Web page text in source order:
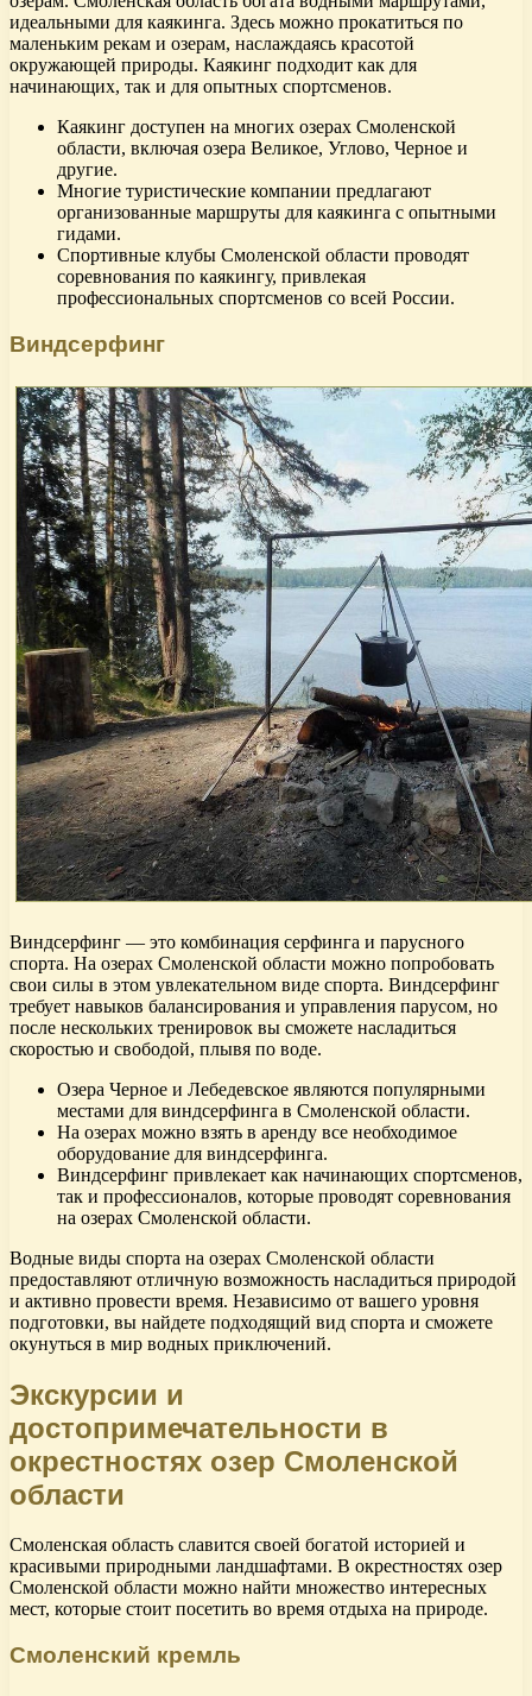
идеальными для каякинга. Здесь можно прокатиться по
маленьким рекам и озерам, наслаждаясь красотой
окружающей природы. Каякинг подходит как для
начинающих, так и для опытных спортсменов.
Каякинг доступен на многих озерах Смоленской
области, включая озера Великое, Углово, Черное и
другие.
Многие туристические компании предлагают
организованные маршруты для каякинга с опытными
гидами.
Спортивные клубы Смоленской области проводят
соревнования по каякингу, привлекая
профессиональных спортсменов со всей России.
Виндсерфинг
Виндсерфинг — это комбинация серфинга и парусного
спорта. На озерах Смоленской области можно попробовать
свои силы в этом увлекательном виде спорта. Виндсерфинг
требует навыков балансирования и управления парусом, но
после нескольких тренировок вы сможете насладиться
скоростью и свободой, плывя по воде.
Озера Черное и Лебедевское являются популярными
местами для виндсерфинга в Смоленской области.
На озерах можно взять в аренду все необходимое
оборудование для виндсерфинга.
Виндсерфинг привлекает как начинающих спортсменов,
так и профессионалов, которые проводят соревнования
на озерах Смоленской области.
Водные виды спорта на озерах Смоленской области
предоставляют отличную возможность насладиться природой
и активно провести время. Независимо от вашего уровня
подготовки, вы найдете подходящий вид спорта и сможете
окунуться в мир водных приключений.
Экскурсии и
достопримечательности в
окрестностях озер Смоленской
области
Смоленская область славится своей богатой историей и
красивыми природными ландшафтами. В окрестностях озер
Смоленской области можно найти множество интересных
мест, которые стоит посетить во время отдыха на природе.
Смоленский кремль